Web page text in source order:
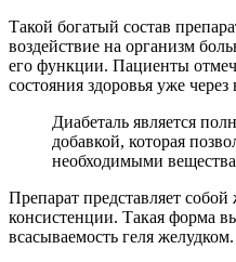
Такой богатый состав
воздействие на организм
его функции. Пациенты
состояния здоровья уже
Диабеталь является
добавкой, которая
необходимыми
Препарат представляет
консистенции. Такая форма
всасываемость геля желудком.